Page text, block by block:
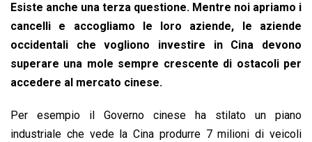
Esiste anche una terza questione. Mentre noi apriamo i
cancelli e accogliamo le loro aziende, le aziende
occidentali che vogliono investire in Cina devono
superare una mole sempre crescente di ostacoli per
accedere al mercato cinese.
Per esempio il Governo cinese ha stilato un piano
industriale che vede la Cina produrre 7 milioni di veicoli